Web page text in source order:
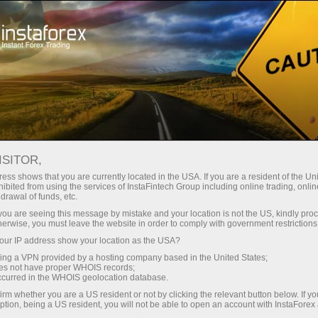
Acerca de InstaForex
Historia de InstaForex
InstaForex fue fundada en 2007 por el grupo de
empresas InstaFintech. Después del registro, el
bróker firmó contratos con MetaQuotes
Software, el proveedor líder de software de
comercio en línea, y los principales
proveedores de noticias, como eSignal,
Reuters, etc. En los primeros meses de su
actividad, el bróker celebró un acuerdo con
shows that you are currently located in the USA. If you are a resident of the
from using the services of InstaFintech Group including online trading,
of funds, etc.
are seeing this message by mistake and your location is not the US, kindly
you must leave the website in order to comply with government
IP address show your location as the USA?
a VPN provided by a hosting company based in the United States;
not have proper WHOIS records;
in the WHOIS geolocation database.
whether you are a US resident or not by clicking the relevant button below. If
being a US resident, you will not be able to open an account with InstaForex